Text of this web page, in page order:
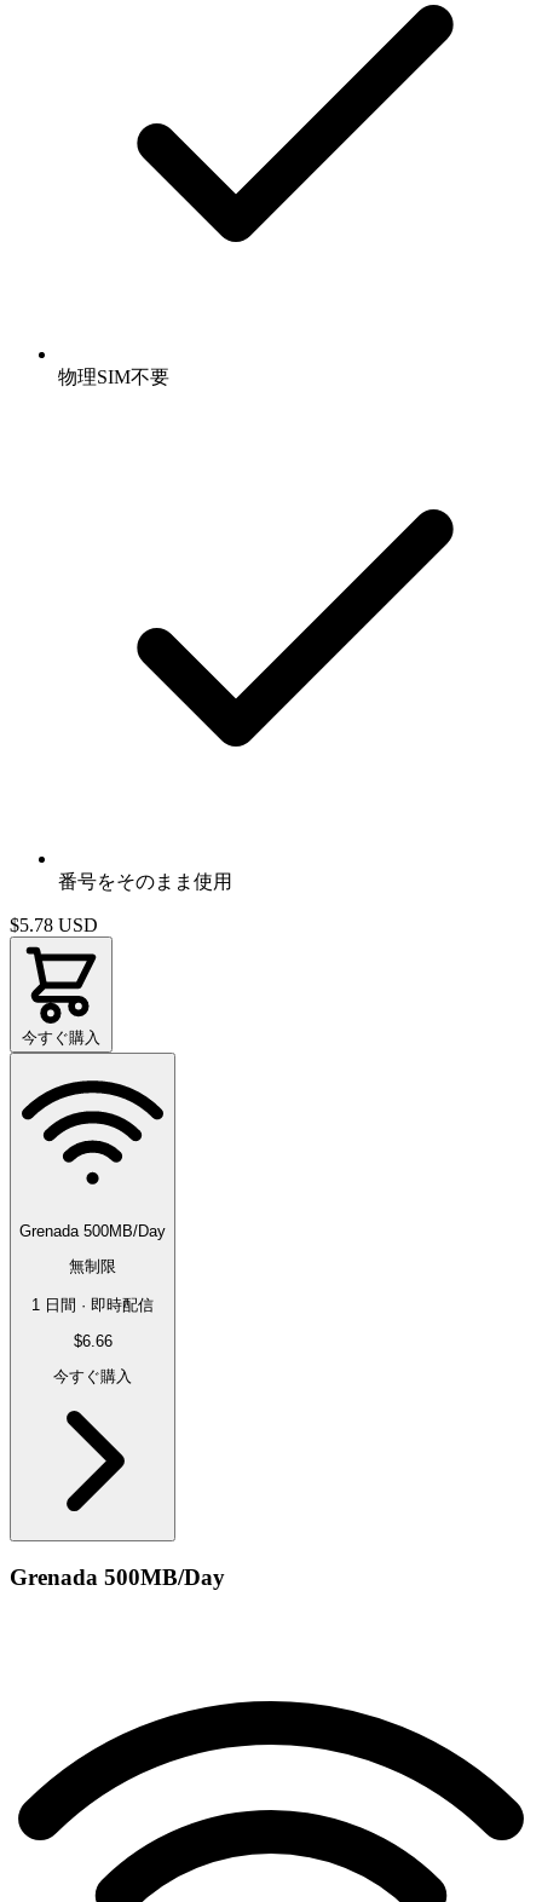
物理SIM不要
番号をそのまま使用
$5.78 USD
今すぐ購入
Grenada 500MB/Day
無制限
1 日間 · 即時配信
$6.66
今すぐ購入
Grenada 500MB/Day